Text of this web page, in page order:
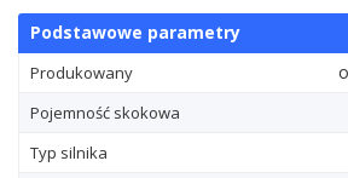
Podstawowe parametry
Produkowany
Pojemność skokowa
Typ silnika